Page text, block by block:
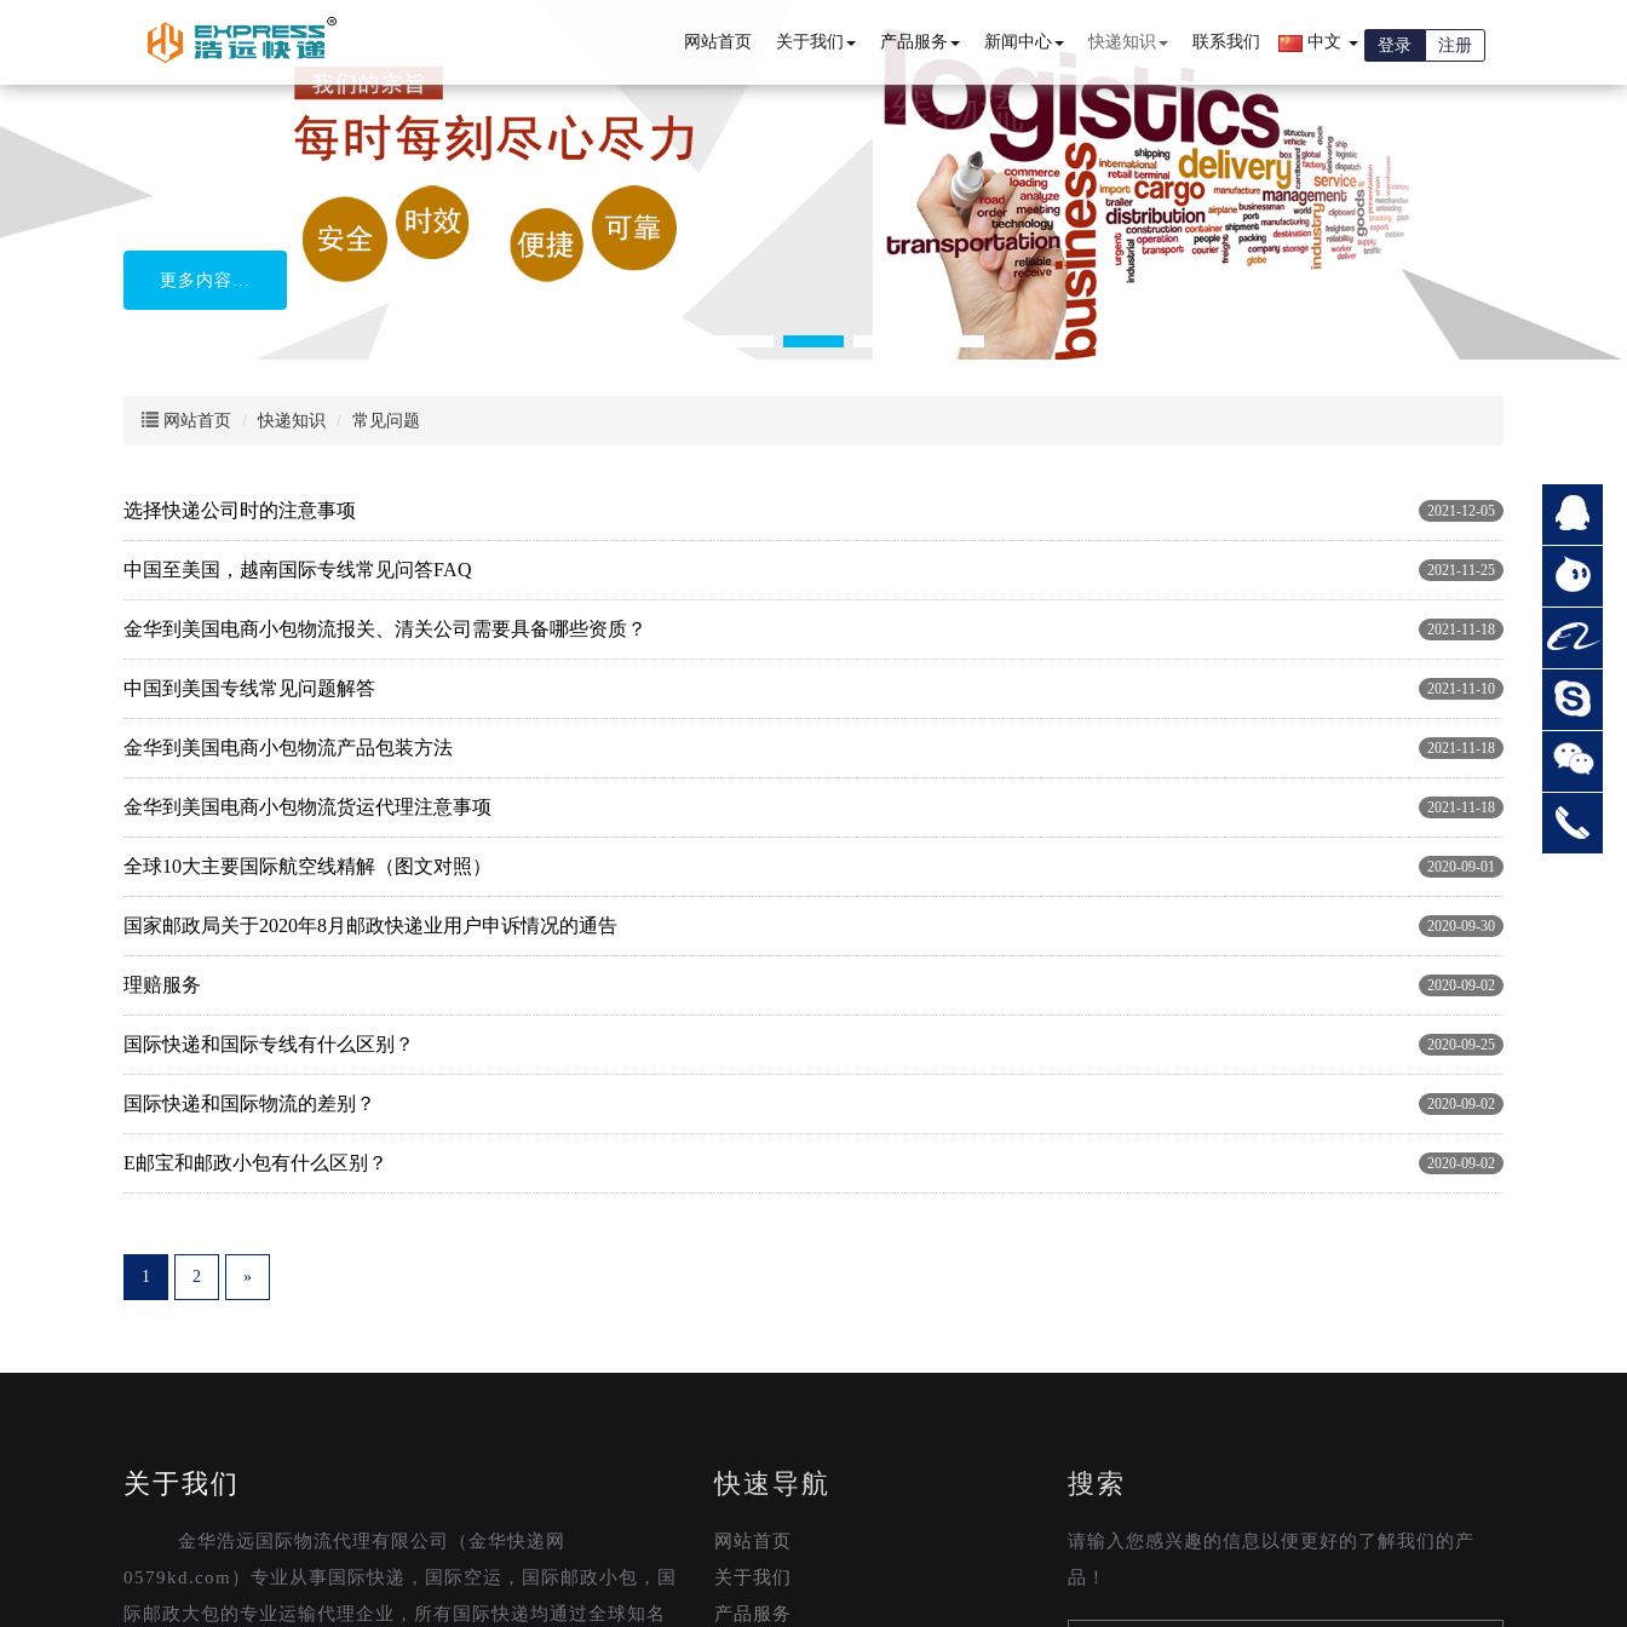
网站首页 关于我们 产品服务 新闻中心 快递知识 联系我们 中文 登录 注册
柬埔寨专线物流
更多内容...
网站首页 快递知识 常见问题
2021-12-05
选择快递公司时的注意事项
2021-11-25
中国至美国，越南国际专线常见问答FAQ
2021-11-18
金华到美国电商小包物流报关、清关公司需要具备哪些资质？
2021-11-10
中国到美国专线常见问题解答
2021-11-18
金华到美国电商小包物流产品包装方法
2021-11-18
金华到美国电商小包物流货运代理注意事项
2020-09-01
全球10大主要国际航空线精解（图文对照）
2020-09-30
国家邮政局关于2020年8月邮政快递业用户申诉情况的通告
2020-09-02
理赔服务
2020-09-25
国际快递和国际专线有什么区别？
2020-09-02
国际快递和国际物流的差别？
2020-09-02
E邮宝和邮政小包有什么区别？
1 2 »
关于我们
金华浩远国际物流代理有限公司（金华快递网
0579kd.com）专业从事国际快递，国际空运，国际邮政小包，国
际邮政大包的专业运输代理企业，所有国际快递均通过全球知名
快速导航
网站首页
关于我们
产品服务
搜索
请输入您感兴趣的信息以便更好的了解我们的产
品！